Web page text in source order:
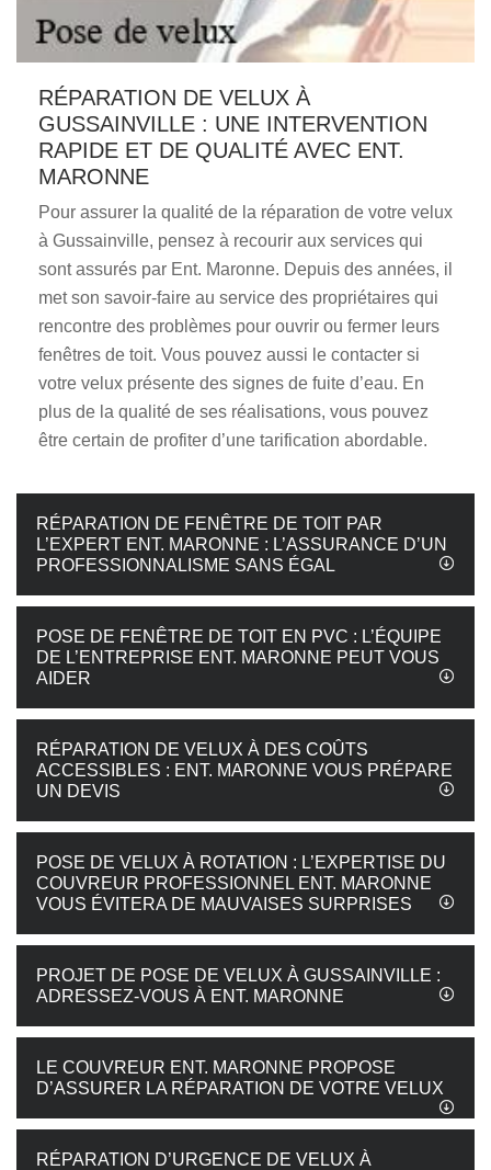
RÉPARATION DE VELUX À
GUSSAINVILLE : UNE INTERVENTION
RAPIDE ET DE QUALITÉ AVEC ENT.
MARONNE
Pour assurer la qualité de la réparation de votre velux
à Gussainville, pensez à recourir aux services qui
sont assurés par Ent. Maronne. Depuis des années, il
met son savoir-faire au service des propriétaires qui
rencontre des problèmes pour ouvrir ou fermer leurs
fenêtres de toit. Vous pouvez aussi le contacter si
votre velux présente des signes de fuite d’eau. En
plus de la qualité de ses réalisations, vous pouvez
être certain de profiter d’une tarification abordable.
RÉPARATION DE FENÊTRE DE TOIT PAR
L’EXPERT ENT. MARONNE : L’ASSURANCE D’UN
PROFESSIONNALISME SANS ÉGAL
POSE DE FENÊTRE DE TOIT EN PVC : L’ÉQUIPE
DE L’ENTREPRISE ENT. MARONNE PEUT VOUS
AIDER
RÉPARATION DE VELUX À DES COÛTS
ACCESSIBLES : ENT. MARONNE VOUS PRÉPARE
UN DEVIS
POSE DE VELUX À ROTATION : L’EXPERTISE DU
COUVREUR PROFESSIONNEL ENT. MARONNE
VOUS ÉVITERA DE MAUVAISES SURPRISES
PROJET DE POSE DE VELUX À GUSSAINVILLE :
ADRESSEZ-VOUS À ENT. MARONNE
LE COUVREUR ENT. MARONNE PROPOSE
D’ASSURER LA RÉPARATION DE VOTRE VELUX
RÉPARATION D’URGENCE DE VELUX À